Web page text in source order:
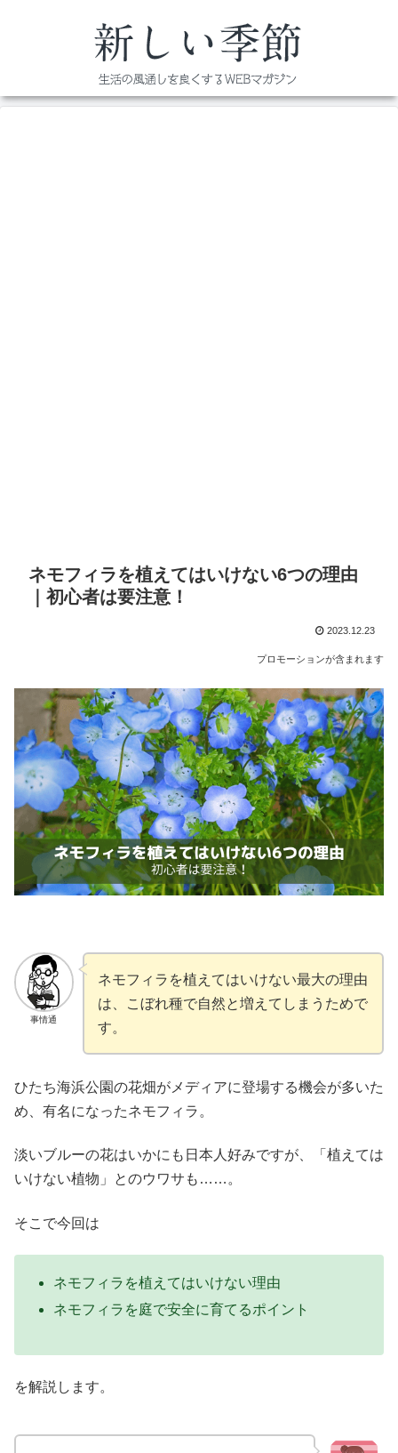
ネモフィラを植えてはいけない6つの理由
｜初心者は要注意！
2023.12.23
プロモーションが含まれます
事情通
ネモフィラを植えてはいけない最大の理由
は、こぼれ種で自然と増えてしまうためで
す。
ひたち海浜公園の花畑がメディアに登場する機会が多いた
め、有名になったネモフィラ。
淡いブルーの花はいかにも日本人好みですが、「植えては
いけない植物」とのウワサも……。
そこで今回は
ネモフィラを植えてはいけない理由
ネモフィラを庭で安全に育てるポイント
を解説します。